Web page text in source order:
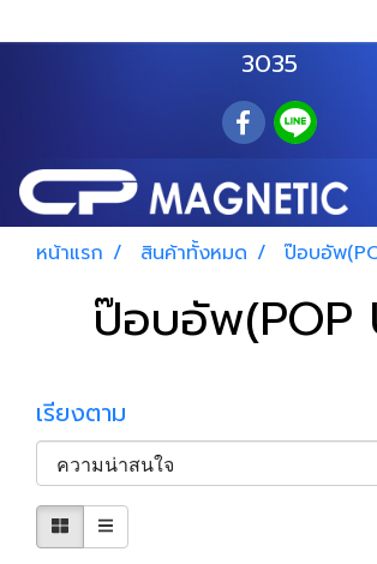
3035
หน้าแรก สินค้าทั้งหมด ป๊อบอัพ
ป๊อบอัพ(POP
เรียงตาม